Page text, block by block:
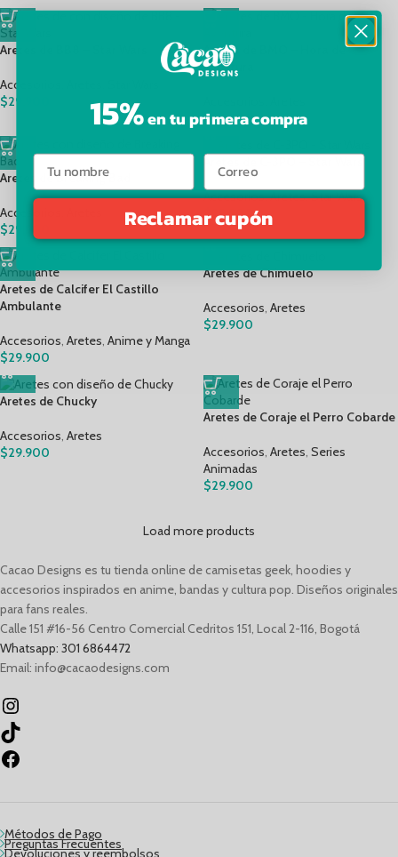
Aretes de BB8 – Star Wars
Accesorios
$29.900
Aretes de BMO – Hora de
Aventura
$29.900
Aretes de Breaking Bad
Accesorios
$29.900
Aretes de C-3PO – Star Wars
Accesorios,Aretes,Star Wars
$ 29.900
Aretes de Calcifer El Castillo
Ambulante
Accesorios, Aretes, Anime y Manga
$29.900
Aretes de Chimuelo
Accesorios, Aretes
$29.900
Aretes de Chucky
Accesorios, Aretes
$29.900
Aretes de Coraje el Perro Cobarde
Accesorios, Aretes, Series
Animadas
$29.900
Load more products
Cacao Designs es tu tienda online de camisetas geek, hoodies y
accesorios inspirados en anime, bandas y cultura pop. Diseños originales
para fans reales.
Calle 151 #16-56 Centro Comercial Cedritos 151, Local 2-116, Bogotá
Whatsapp: 301 6864472
Email: info@cacaodesigns.com
Métodos de Pago
Preguntas Frecuentes
Devoluciones y reembolsos
15%en tu primera compra
Reclamar cupón